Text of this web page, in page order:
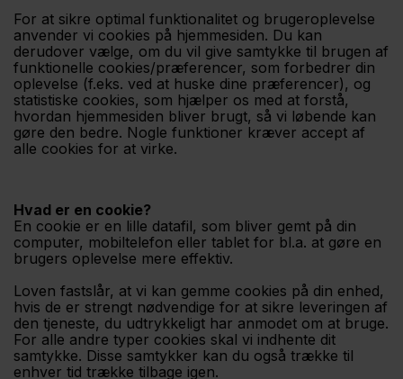
For at sikre optimal funktionalitet og brugeroplevelse
anvender vi cookies på hjemmesiden. Du kan
derudover vælge, om du vil give samtykke til brugen af
funktionelle cookies/præferencer, som forbedrer din
oplevelse (f.eks. ved at huske dine præferencer), og
statistiske cookies, som hjælper os med at forstå,
hvordan hjemmesiden bliver brugt, så vi løbende kan
gøre den bedre. Nogle funktioner kræver accept af
alle cookies for at virke.
Hvad er en cookie?
En cookie er en lille datafil, som bliver gemt på din
computer, mobiltelefon eller tablet for bl.a. at gøre en
brugers oplevelse mere effektiv.
Loven fastslår, at vi kan gemme cookies på din enhed,
hvis de er strengt nødvendige for at sikre leveringen af
den tjeneste, du udtrykkeligt har anmodet om at bruge.
For alle andre typer cookies skal vi indhente dit
samtykke. Disse samtykker kan du også trække til
enhver tid trække tilbage igen.